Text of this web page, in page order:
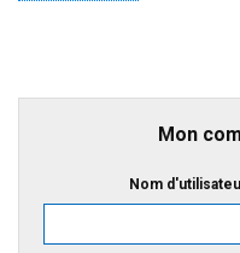
Mon
Nom